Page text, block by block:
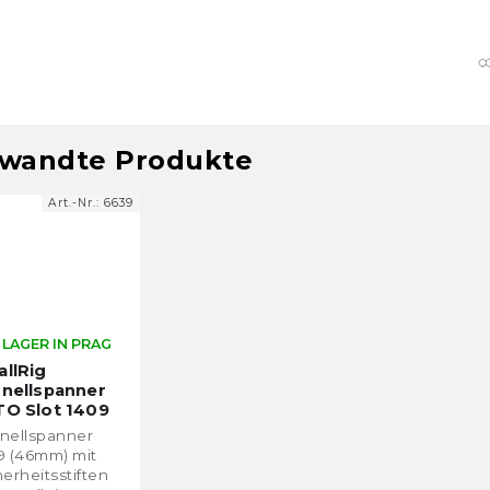
Produkte
Slot 1409
IN PRAG
(46mm) mit
Art.-Nr.: 6639